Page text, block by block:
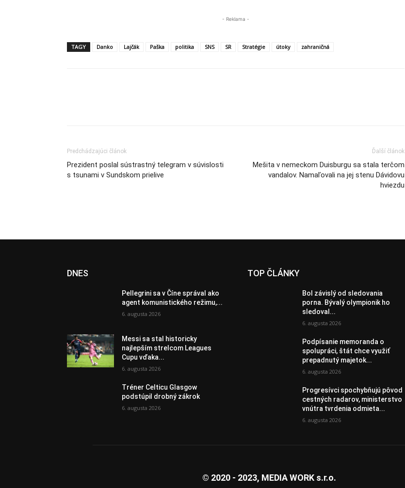
- Reklama -
TAGY Danko Lajčák Paška politika SNS SR Stratégie útoky zahraničná
Predchádzajúci článok
Prezident poslal sústrastný telegram v súvislosti
s tsunami v Sundskom prielive
Ďalší článok
Mešita v nemeckom Duisburgu sa stala terčom
vandalov. Namaľovali na jej stenu Dávidovu
hviezdu
DNES
Pellegrini sa v Číne správal ako
agent komunistického režimu,...
6. augusta 2026
Messi sa stal historicky
najlepším strelcom Leagues
Cupu vďaka...
6. augusta 2026
Tréner Celticu Glasgow
podstúpil drobný zákrok
6. augusta 2026
TOP ČLÁNKY
Bol závislý od sledovania
porna. Bývalý olympionik ho
sledoval...
6. augusta 2026
Podpísanie memoranda o
spolupráci, štát chce využiť
prepadnutý majetok...
6. augusta 2026
Progresívci spochybňujú pôvod
cestných radarov, ministerstvo
vnútra tvrdenia odmieta...
6. augusta 2026
© 2020 - 2023, MEDIA WORK s.r.o.